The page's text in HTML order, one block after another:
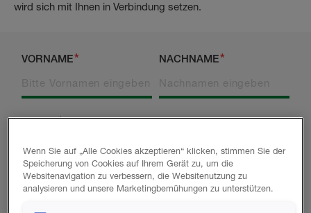
wird sich mit Ihnen in Verbindung setzen.
VORNAME NACHNAME
E-MAIL
TELEFON
Wenn Sie auf „Alle Cookies akzeptieren“ klicken, stimmen Sie der
Speicherung von Cookies auf Ihrem Gerät zu, um die
Websitenavigation zu verbessern, die Websitenutzung zu
analysieren und unsere Marketingbemühungen zu unterstützen.